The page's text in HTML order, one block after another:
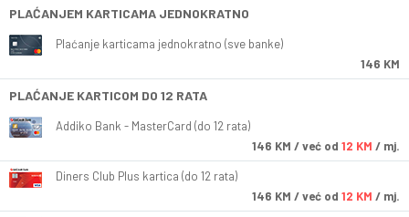
PLAĆANJEM KARTICAMA JEDNOKRATNO
Plaćanje karticama jednokratno (sve banke)
146 KM
PLAĆANJE KARTICOM DO 12 RATA
Addiko Bank - MasterCard (do 12 rata)
146 KM / već od 12 KM / mj.
Diners Club Plus kartica (do 12 rata)
146 KM / već od 12 KM / mj.